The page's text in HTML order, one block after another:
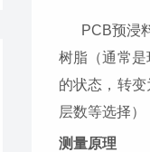
PCB预浸
树脂（通常
的状态，转
层数等选择
测量原理